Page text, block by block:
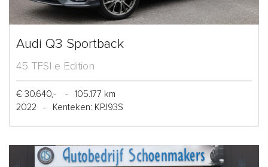
Audi Q3 Sportback
45 TFSI e Edition
€ 30.640,- -
105.177 km
2022
- Kenteken: KPJ93S